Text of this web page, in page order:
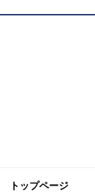
トップページ